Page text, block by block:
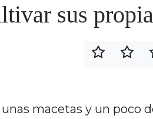
sus
macetas y un poco